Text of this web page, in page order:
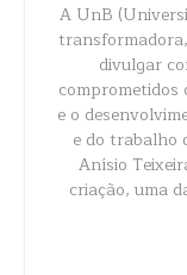
A UnB
divulgar
comprometidos
e o
e do trabalho
Anísio
criação, uma